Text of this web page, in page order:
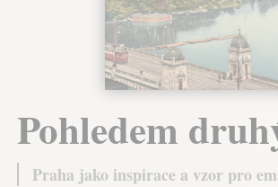
Pohledem
Praha jako inspirace a vzor pro